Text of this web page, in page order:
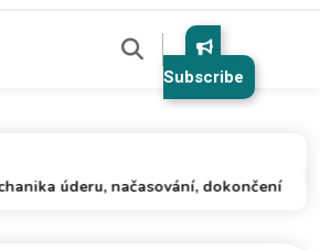
Subscribe
načasování, dokončení